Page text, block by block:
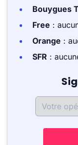
Bouygues
Free :
Orange :
SFR :